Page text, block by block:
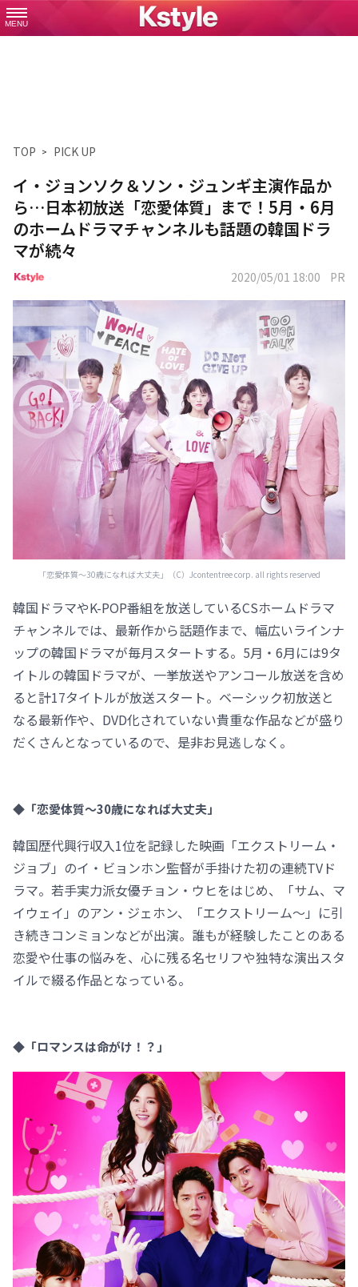
MENU
TOP PICK UP
イ・ジョンソク＆ソン・ジュンギ主演作品か
ら…日本初放送「恋愛体質」まで！5月・6月
のホームドラマチャンネルも話題の韓国ドラ
マが続々
2020/05/01 18:00 PR
「恋愛体質～30歳になれば大丈夫」（C）Jcontentree corp. all rights reserved
韓国ドラマやK-POP番組を放送しているCSホームドラマ
チャンネルでは、最新作から話題作まで、幅広いラインナ
ップの韓国ドラマが毎月スタートする。5月・6月には9タ
イトルの韓国ドラマが、一挙放送やアンコール放送を含め
ると計17タイトルが放送スタート。ベーシック初放送と
なる最新作や、DVD化されていない貴重な作品などが盛り
だくさんとなっているので、是非お見逃しなく。
◆「恋愛体質～30歳になれば大丈夫」
韓国歴代興行収入1位を記録した映画「エクストリーム・
ジョブ」のイ・ビョンホン監督が手掛けた初の連続TVド
ラマ。若手実力派女優チョン・ウヒをはじめ、「サム、マ
イウェイ」のアン・ジェホン、「エクストリーム～」に引
き続きコンミョンなどが出演。誰もが経験したことのある
恋愛や仕事の悩みを、心に残る名セリフや独特な演出スタ
イルで綴る作品となっている。
◆「ロマンスは命がけ！？」